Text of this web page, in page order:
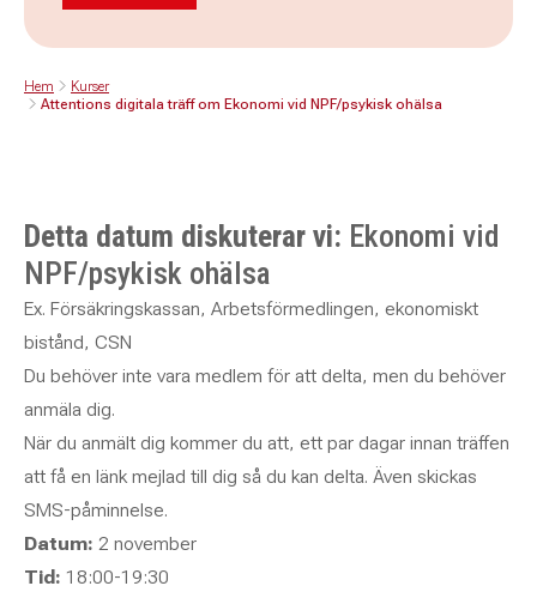
Hem
Kurser
Attentions digitala träff om Ekonomi vid NPF/psykisk ohälsa
Detta datum diskuterar vi: Ekonomi vid
NPF/psykisk ohälsa
Ex. Försäkringskassan, Arbetsförmedlingen, ekonomiskt
bistånd, CSN
Du behöver inte vara medlem för att delta, men du behöver
anmäla dig.
När du anmält dig kommer du att, ett par dagar innan träffen
att få en länk mejlad till dig så du kan delta. Även skickas
SMS-påminnelse.
Datum: 2 november
Tid: 18:00-19:30